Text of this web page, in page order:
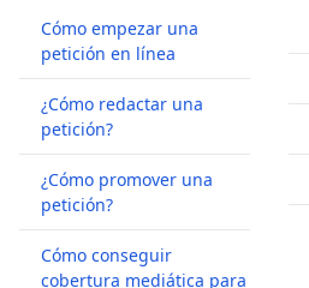
Cómo empezar una
petición en línea
¿Cómo redactar una
petición?
¿Cómo promover una
petición?
Cómo conseguir
cobertura mediática para